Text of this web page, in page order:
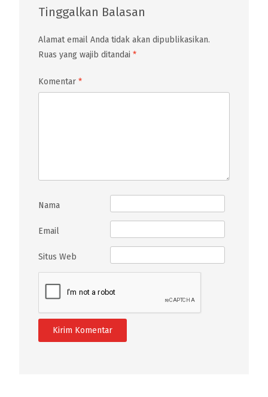
Tinggalkan Balasan
Alamat email Anda tidak akan dipublikasikan.
Ruas yang wajib ditandai *
Komentar *
Nama
Email
Situs Web